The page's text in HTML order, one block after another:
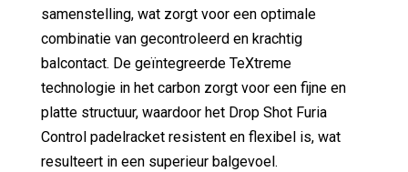
samenstelling, wat zorgt voor een optimale
combinatie van gecontroleerd en krachtig
balcontact. De geïntegreerde TeXtreme
technologie in het carbon zorgt voor een fijne en
platte structuur, waardoor het Drop Shot Furia
Control padelracket resistent en flexibel is, wat
resulteert in een superieur balgevoel.